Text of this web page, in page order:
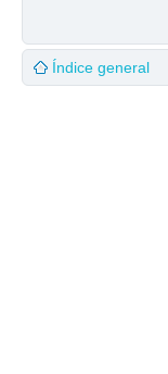
Índice general